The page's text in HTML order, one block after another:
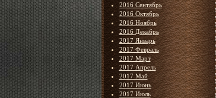
2016 Сентябрь
2016 Октябрь
2016 Ноябрь
2016 Декабрь
2017 Январь
2017 Февраль
2017 Март
2017 Апрель
2017 Май
2017 Июнь
2017 Июль